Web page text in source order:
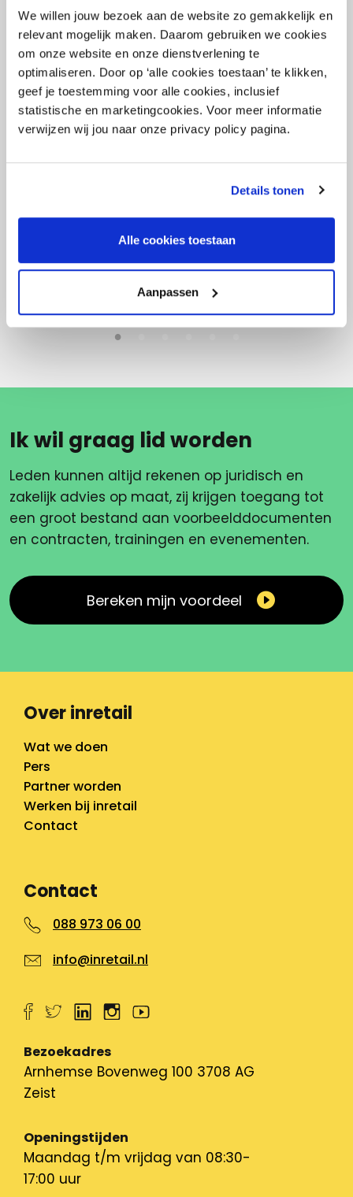
We willen jouw bezoek aan de website zo gemakkelijk en
relevant mogelijk maken. Daarom gebruiken we cookies
om onze website en onze dienstverlening te
optimaliseren. Door op ‘alle cookies toestaan’ te klikken,
geef je toestemming voor alle cookies, inclusief
statistische en marketingcookies. Voor meer informatie
verwijzen wij jou naar onze privacy policy pagina.
Details tonen
Alle cookies toestaan
Aanpassen
- Gerelateerd -
5 augustus 2022
Ik wil graag lid worden
Leden kunnen altijd rekenen op juridisch en
zakelijk advies op maat, zij krijgen toegang tot
een groot bestand aan voorbeelddocumenten
en contracten, trainingen en evenementen.
Bereken mijn voordeel
Over inretail
Wat we doen
Pers
Partner worden
Werken bij inretail
Contact
Contact
088 973 06 00
info@inretail.nl
Bezoekadres
Arnhemse Bovenweg 100 3708 AG
Zeist
Openingstijden
Maandag t/m vrijdag van 08:30-
17:00 uur